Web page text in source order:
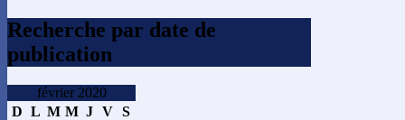
Recherche par date de
publication
février 2020
D L M M J V S